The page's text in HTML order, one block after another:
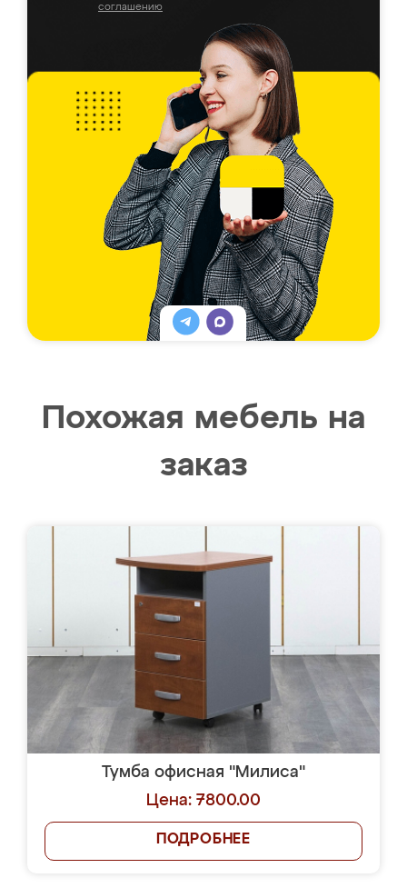
соглашению
Похожая мебель на
заказ
Тумба офисная "Милиса"
Цена: 7800.00
ПОДРОБНЕЕ